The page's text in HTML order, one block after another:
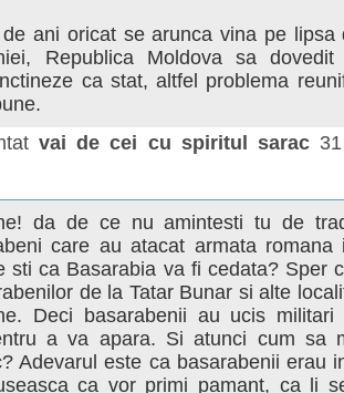
ani oricat se arunca vina pe lipsa
Republica Moldova sa
ca stat, altfel problema
vai de cei cu spiritul sarac
da de ce nu amintesti tu de
care au atacat armata romana
sti ca Basarabia va fi cedata? Sper
de la Tatar Bunar si alte
Deci basarabenii au ucis militari
a va apara. Si atunci cum sa
Adevarul este ca basarabenii erau
ca vor primi pamant, ca li